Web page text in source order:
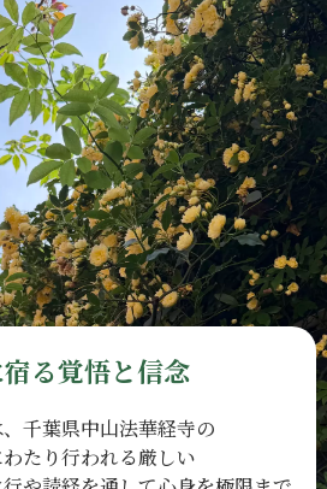
る覚悟と信念
千葉県中山法華経寺の
わたり行われる厳しい